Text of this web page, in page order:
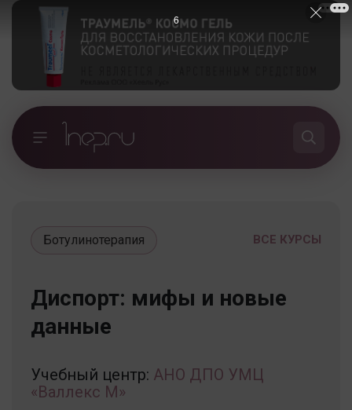
ВСЕ КУРСЫ
Ботулинотерапия
Диспорт: мифы и новые
данные
Учебный центр: АНО ДПО УМЦ
«Валлекс М»
5